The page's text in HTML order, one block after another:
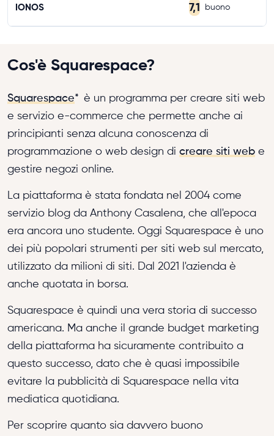
IONOS 7,1 buono
Cos'è Squarespace?
Squarespace* è un programma per creare siti web
e servizio e-commerce che permette anche ai
principianti senza alcuna conoscenza di
programmazione o web design di creare siti web e
gestire negozi online.
La piattaforma è stata fondata nel 2004 come
servizio blog da Anthony Casalena, che all'epoca
era ancora uno studente. Oggi Squarespace è uno
dei più popolari strumenti per siti web sul mercato,
utilizzato da milioni di siti. Dal 2021 l'azienda è
anche quotata in borsa.
Squarespace è quindi una vera storia di successo
americana. Ma anche il grande budget marketing
della piattaforma ha sicuramente contribuito a
questo successo, dato che è quasi impossibile
evitare la pubblicità di Squarespace nella vita
mediatica quotidiana.
Per scoprire quanto sia davvero buono